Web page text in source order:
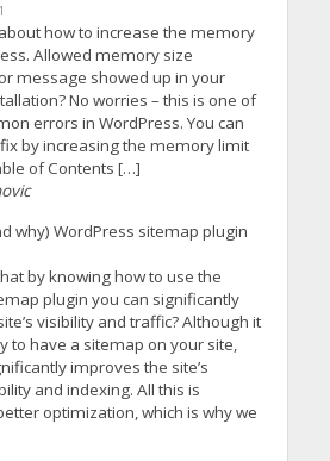
how to increase the memory
Allowed memory size
message showed up in your
No worries – this is one of
errors in WordPress. You can
by increasing the memory limit
of Contents […]
why) WordPress sitemap plugin
by knowing how to use the
plugin you can significantly
visibility and traffic? Although it
to have a sitemap on your site,
improves the site’s
and indexing. All this is
optimization, which is why we